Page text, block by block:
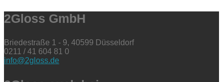
2Gloss GmbH
Briedestraße 1 - 9, 40599 Düsseldorf
0211 / 41 604 81 0
info@2gloss.de